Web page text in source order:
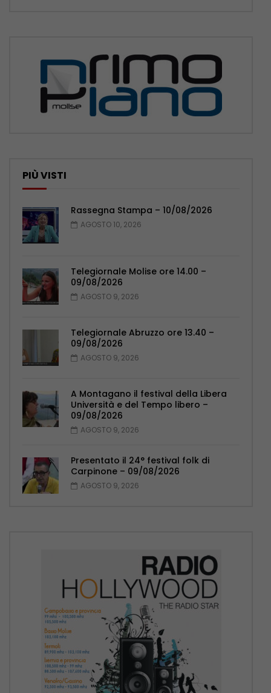
PIÙ VISTI
Rassegna Stampa – 10/08/2026
AGOSTO 10, 2026
Telegiornale Molise ore 14.00 –
09/08/2026
AGOSTO 9, 2026
Telegiornale Abruzzo ore 13.40 –
09/08/2026
AGOSTO 9, 2026
A Montagano il festival della Libera
Università e del Tempo libero –
09/08/2026
AGOSTO 9, 2026
Presentato il 24° festival folk di
Carpinone – 09/08/2026
AGOSTO 9, 2026